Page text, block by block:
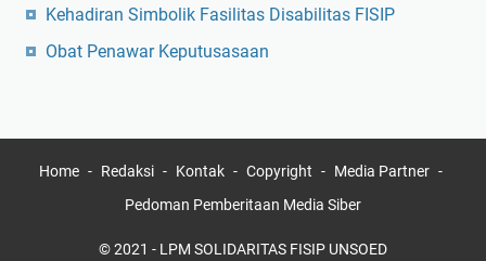
Kehadiran Simbolik Fasilitas Disabilitas FISIP
Obat Penawar Keputusasaan
Home Redaksi Kontak Copyright
Media Partner
Pedoman Pemberitaan Media Siber
© 2021 - LPM SOLIDARITAS FISIP UNSOED